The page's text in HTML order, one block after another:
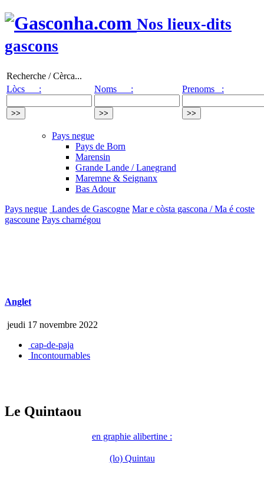
Nos lieux-dits
gascons
Recherche / Cèrca...
Lòcs :
Noms : Prenoms :
Pays negue
Pays de Born
Marensin
Grande Lande / Lanegrand
Maremne & Seignanx
Bas Adour
Pays negue Landes de Gascogne Mar e còsta gascona / Ma é coste
gascoune Pays charnégou
Anglet
jeudi 17 novembre 2022
cap-de-paja
Incontournables
Le Quintaou
en graphie alibertine :
(lo) Quintau